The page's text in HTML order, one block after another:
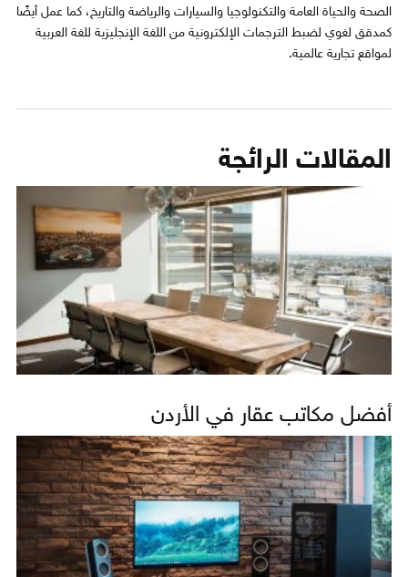
الصحة والحياة العامة والتكنولوجيا والسيارات والرياضة والتاريخ، كما عمل أيضًا
كمدقق لغوي لضبط الترجمات الإلكترونية من اللغة الإنجليزية للغة العربية
لمواقع تجارية عالمية.
المقالات الرائجة
أفضل مكاتب عقار في الأردن